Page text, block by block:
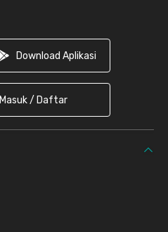
Download Aplikasi
Masuk / Daftar